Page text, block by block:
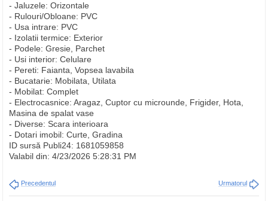
- Jaluzele: Orizontale
- Rulouri/Obloane: PVC
- Usa intrare: PVC
- Izolatii termice: Exterior
- Podele: Gresie, Parchet
- Usi interior: Celulare
- Pereti: Faianta, Vopsea lavabila
- Bucatarie: Mobilata, Utilata
- Mobilat: Complet
- Electrocasnice: Aragaz, Cuptor cu microunde, Frigider, Hota,
Masina de spalat vase
- Diverse: Scara interioara
- Dotari imobil: Curte, Gradina
ID sursă Publi24: 1681059858
Valabil din: 4/23/2026 5:28:31 PM
Precedentul Urmatorul